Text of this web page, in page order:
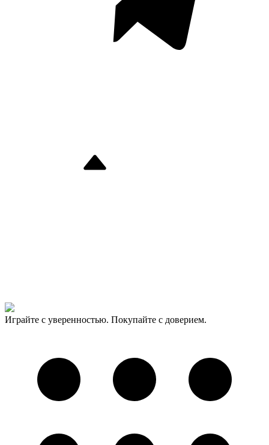
Играйте с уверенностью. Покупайте с доверием.